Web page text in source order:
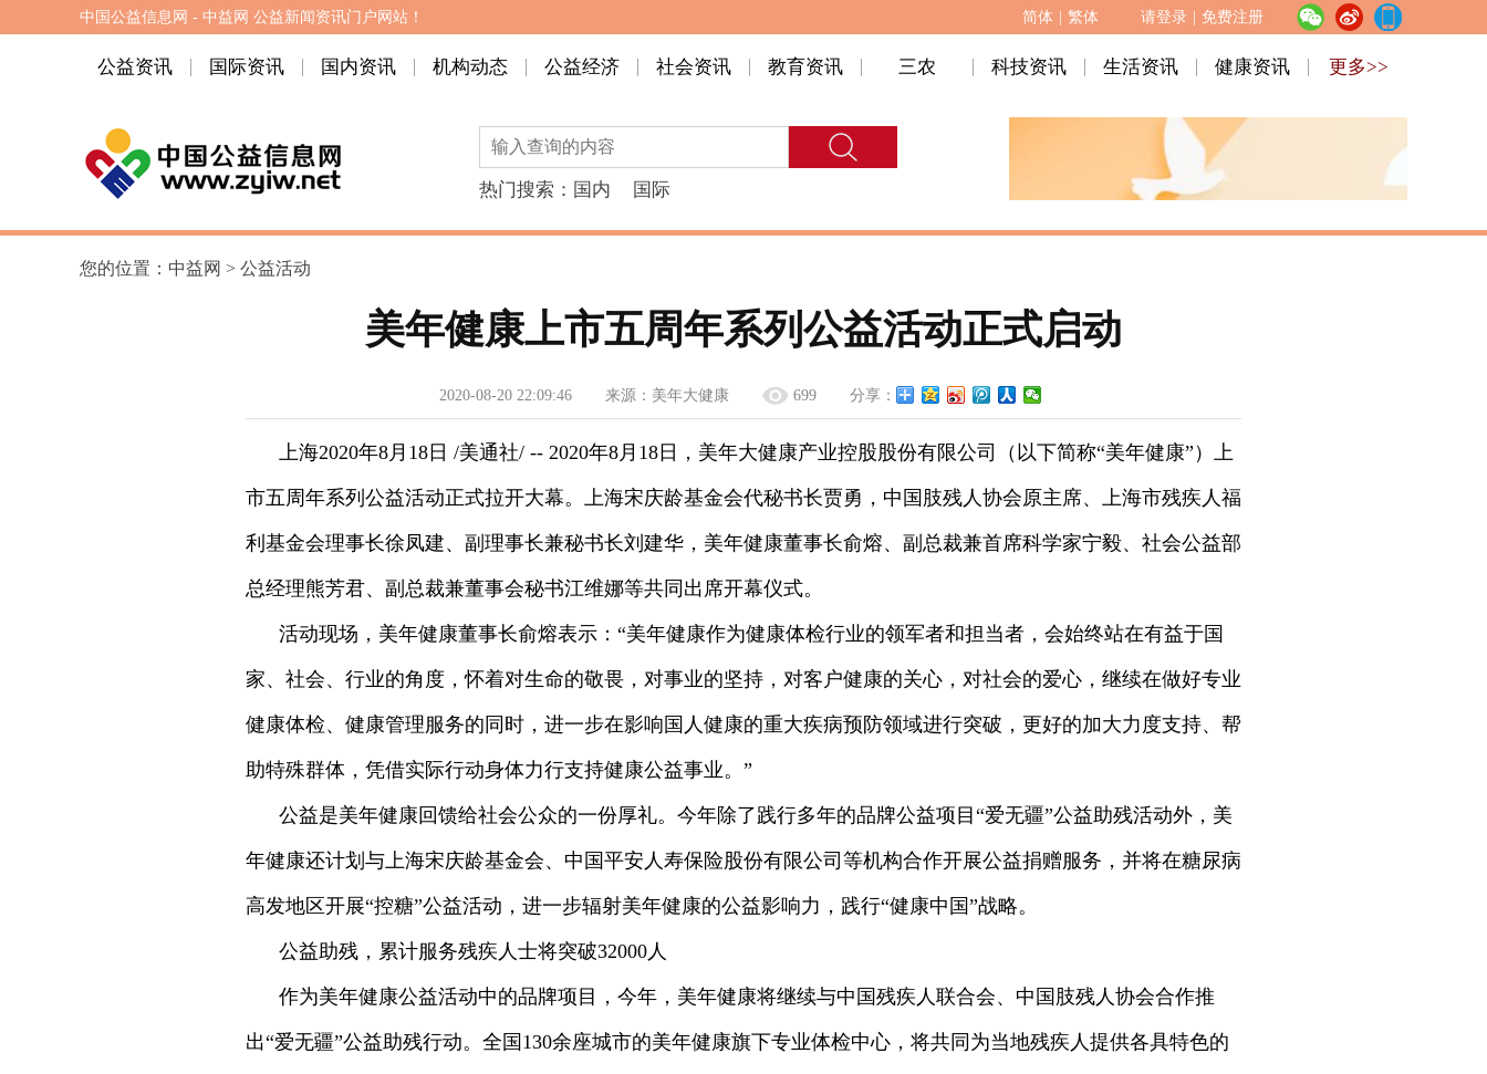
中国公益信息网 - 中益网 公益新闻资讯门户网站！ 简体 繁体 请登录 免费注册
公益资讯 国际资讯 国内资讯 机构动态 公益经济 社会资讯 教育资讯 三农 科技资讯 生活资讯 健康资讯 更多>>
热门搜索： 国内 国际
您的位置： 中益网 > 公益活动
美年健康上市五周年系列公益活动正式启动
2020-08-20 22:09:46 来源： 美年大健康 699 分享：
上海2020年8月18日 /美通社/ -- 2020年8月18日，美年大健康产业控股股份有限公司（以下简称“美年健康”）上
市五周年系列公益活动正式拉开大幕。上海宋庆龄基金会代秘书长贾勇，中国肢残人协会原主席、上海市残疾人福
利基金会理事长徐凤建、副理事长兼秘书长刘建华，美年健康董事长俞熔、副总裁兼首席科学家宁毅、社会公益部
总经理熊芳君、副总裁兼董事会秘书江维娜等共同出席开幕仪式。
活动现场，美年健康董事长俞熔表示：“美年健康作为健康体检行业的领军者和担当者，会始终站在有益于国
家、社会、行业的角度，怀着对生命的敬畏，对事业的坚持，对客户健康的关心，对社会的爱心，继续在做好专业
健康体检、健康管理服务的同时，进一步在影响国人健康的重大疾病预防领域进行突破，更好的加大力度支持、帮
助特殊群体，凭借实际行动身体力行支持健康公益事业。”
公益是美年健康回馈给社会公众的一份厚礼。今年除了践行多年的品牌公益项目“爱无疆”公益助残活动外，美
年健康还计划与上海宋庆龄基金会、中国平安人寿保险股份有限公司等机构合作开展公益捐赠服务，并将在糖尿病
高发地区开展“控糖”公益活动，进一步辐射美年健康的公益影响力，践行“健康中国”战略。
公益助残，累计服务残疾人士将突破32000人
作为美年健康公益活动中的品牌项目，今年，美年健康将继续与中国残疾人联合会、中国肢残人协会合作推
出“爱无疆”公益助残行动。全国130余座城市的美年健康旗下专业体检中心，将共同为当地残疾人提供各具特色的